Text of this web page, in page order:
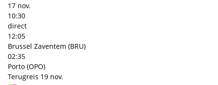
17 nov.
10:30
direct
12:05
Brussel Zaventem (BRU)
02:35
Porto (OPO)
Terugreis 19 nov.